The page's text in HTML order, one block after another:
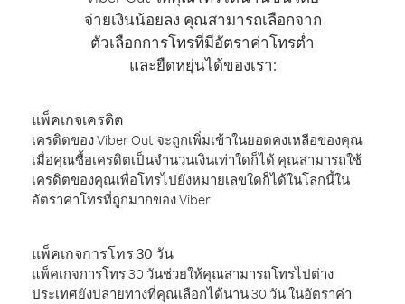
จ่ายเงินน้อยลง คุณสามารถเลือกจาก
ตัวเลือกการโทรที่มีอัตราค่าโทรต่ำ
และยืดหยุ่นได้ของเรา:
แพ็คเกจเครดิต
เครดิตของ Viber Out จะถูกเพิ่มเข้าในยอดคงเหลือของคุณ
เมื่อคุณซื้อเครดิตเป็นจำนวนเงินเท่าใดก็ได้ คุณสามารถใช้
เครดิตของคุณเพื่อโทรไปยังหมายเลขใดก็ได้ในโลกนี้ใน
อัตราค่าโทรที่ถูกมากของ Viber
แพ็คเกจการโทร 30 วัน
แพ็คเกจการโทร 30 วันช่วยให้คุณสามารถโทรไปต่าง
ประเทศยังปลายทางที่คุณเลือกได้นาน 30 วัน ในอัตราค่า